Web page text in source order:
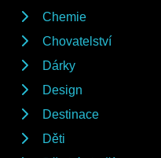
Chemie
Chovatelství
Dárky
Design
Destinace
Děti